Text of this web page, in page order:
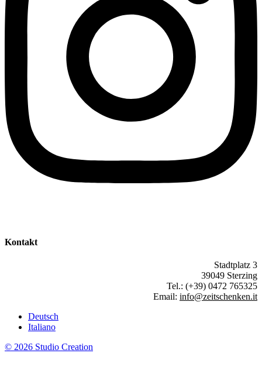
Kontakt
Stadtplatz 3
39049 Sterzing
Tel.: (+39) 0472 765325
Email: info@zeitschenken.it
Deutsch
Italiano
© 2026 Studio Creation